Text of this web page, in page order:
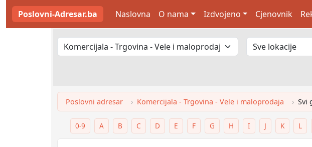
Poslovni-Adresar.ba Naslovna O nama Izdvojeno Cjenovnik
Poslovni adresar Komercijala - Trgovina - Vele i maloprodaja Svi
0-9 A B C D E F G H I J K L